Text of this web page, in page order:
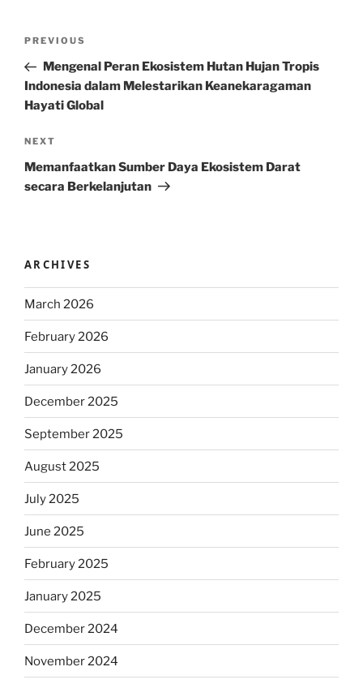
Previous
Post
PREVIOUS
Mengenal Peran Ekosistem Hutan Hujan Tropis
Indonesia dalam Melestarikan Keanekaragaman
Hayati Global
Next
Post
NEXT
Memanfaatkan Sumber Daya Ekosistem Darat
secara Berkelanjutan
ARCHIVES
March 2026
February 2026
January 2026
December 2025
September 2025
August 2025
July 2025
June 2025
February 2025
January 2025
December 2024
November 2024